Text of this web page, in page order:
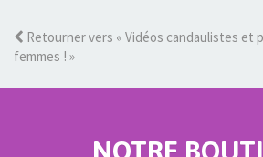
Retourner vers « Vidéos candaulistes et
femmes ! »
NOTRE